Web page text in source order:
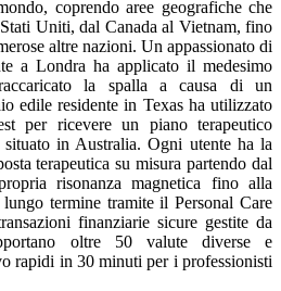
coprendo aree geografiche che
Uniti, dal Canada al Vietnam, fino
altre nazioni. Un appassionato di
a Londra ha applicato il medesimo
la spalla a causa di un
edile residente in Texas ha utilizzato
per ricevere un piano terapeutico
situato in Australia. Ogni utente ha la
terapeutica su misura partendo dal
risonanza magnetica fino alla
termine tramite il Personal Care
finanziarie sicure gestite da
oltre 50 valute diverse e
rapidi in 30 minuti per i professionisti